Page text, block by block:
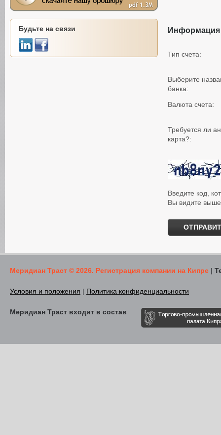
Будьте на связи Информация
Тип счета:
Выберите
банка:
Валюта счета:
Требуется ли
карта?:
Введите код,
Вы видите
Меридиан Траст © 2026. Регистрация компании на Кипре |
Условия и положения | Политика конфиденциальности
Меридиан Траст входит в состав